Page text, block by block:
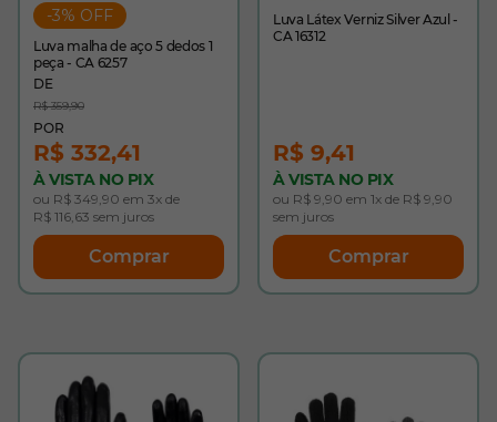
-3% OFF
Luva malha de aço 5 dedos 1
peça - CA 6257
R$ 359,90
R$ 332,41
À VISTA NO PIX
ou R$ 349,90 em 3x de
R$ 116,63 sem juros
Comprar
Luva Látex Verniz Silver Azul -
CA 16312
R$ 9,41
À VISTA NO PIX
ou R$ 9,90 em 1x de R$ 9,90
sem juros
Comprar